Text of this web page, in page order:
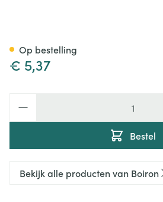
€ 5,37
Bestel
Op bestelling
Bekijk alle producten van Boiron